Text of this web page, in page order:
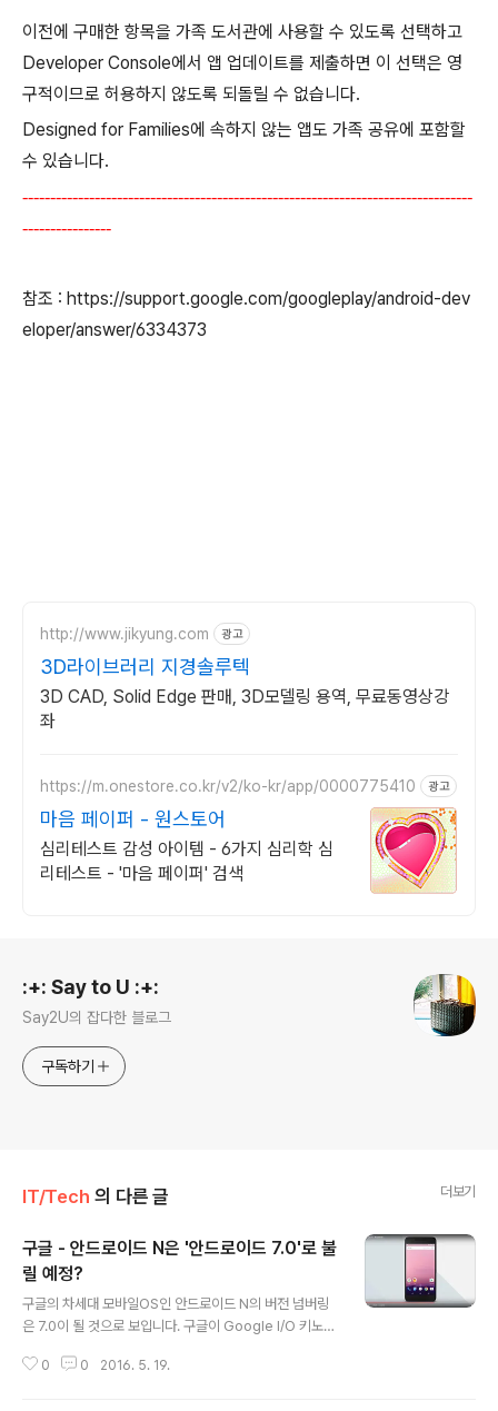
이전에 구매한 항목을 가족 도서관에 사용할 수 있도록 선택하고
Developer Console에서 앱 업데이트를 제출하면 이 선택은 영
구적이므로 허용하지 않도록 되돌릴 수 없습니다.
Designed for Families에 속하지 않는 앱도 가족 공유에 포함할
수 있습니다.
---------------------------------------------------------------------------------
----------------
참조 : https://support.google.com/googleplay/android-dev
eloper/answer/6334373
http://www.jikyung.com 광고
3D라이브러리 지경솔루텍
3D CAD, Solid Edge 판매, 3D모델링 용역, 무료동영상강
좌
https://m.onestore.co.kr/v2/ko-kr/app/0000775410 광고
마음 페이퍼 - 원스토어
심리테스트 감성 아이템 - 6가지 심리학 심
리테스트 - '마음 페이퍼' 검색
:+: Say to U :+:
Say2U의 잡다한 블로그
구독하기
IT/Tech 의 다른 글 더보기
구글 - 안드로이드 N은 '안드로이드 7.0'로 불
릴 예정?
구글의 차세대 모바일OS인 안드로이드 N의 버전 넘버링
은 7.0이 될 것으로 보입니다. 구글이 Google I/O 키노트
고 있으며, 이는 이번 버전들이 상단 시간에 버전을 표시한
0 0 2016. 5. 19.